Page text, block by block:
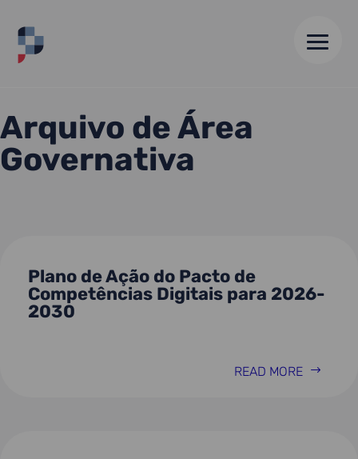
HOME
Arquivo de Área
Governativa
Plano de Ação do Pacto de
Competências Digitais para 2026-
2030
READ MORE